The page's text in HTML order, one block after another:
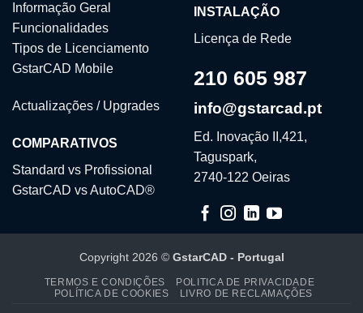
Informação Geral
Funcionalidades
Tipos de Licenciamento
GstarCAD Mobile
Actualizações / Upgrades
COMPARATIVOS
Standard vs Profissional
GstarCAD vs AutoCAD®
INSTALAÇÃO
Licença de Rede
210 605 987
info@gstarcad.pt
Ed. Inovação II,421,
Taguspark,
2740-122 Oeiras
Copyright 2026 © GstarCAD - Portugal
TERMOS E CONDIÇÕES
POLITICA DE PRIVACIDADE
POLÍTICA DE COOKIES
LIVRO DE RECLAMAÇÕES